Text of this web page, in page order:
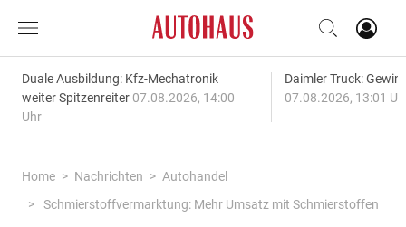
Duale Ausbildung: Kfz-Mechatronik
weiter Spitzenreiter 07.08.2026, 14:00
Uhr
Daimler Truck:
07.08.2026, 13:01
Home Nachrichten
Autohandel
Schmierstoffvermarktung: Mehr Umsatz mit Schmierstoffen